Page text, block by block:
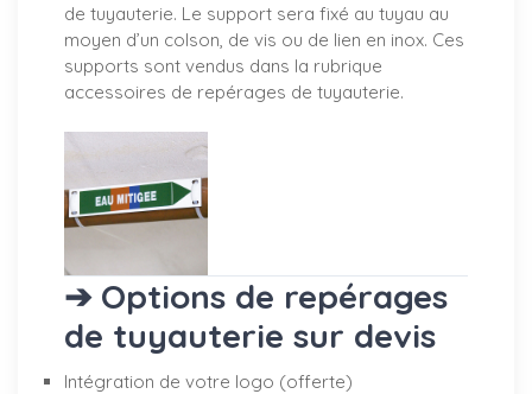
de tuyauterie. Le support sera fixé au tuyau au
moyen d’un colson, de vis ou de lien en inox. Ces
supports sont vendus dans la rubrique
accessoires de repérages de tuyauterie.
➔ Options de repérages
de tuyauterie sur devis
Intégration de votre logo (offerte)